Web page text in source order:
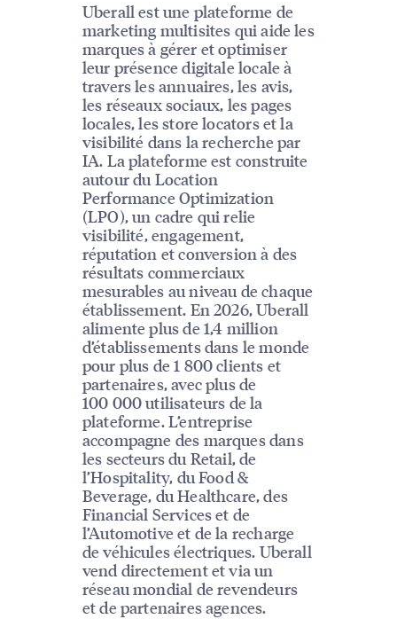
Uberall est une plateforme de
marketing multisites qui aide les
marques à gérer et optimiser
leur présence digitale locale à
travers les annuaires, les avis,
les réseaux sociaux, les pages
locales, les store locators et la
visibilité dans la recherche par
IA. La plateforme est construite
autour du Location
Performance Optimization
(LPO), un cadre qui relie
visibilité, engagement,
réputation et conversion à des
résultats commerciaux
mesurables au niveau de chaque
établissement. En 2026, Uberall
alimente plus de 1,4 million
d’établissements dans le monde
pour plus de 1 800 clients et
partenaires, avec plus de
100 000 utilisateurs de la
plateforme. L’entreprise
accompagne des marques dans
les secteurs du Retail, de
l’Hospitality, du Food &
Beverage, du Healthcare, des
Financial Services et de
l’Automotive et de la recharge
de véhicules électriques. Uberall
vend directement et via un
réseau mondial de revendeurs
et de partenaires agences.